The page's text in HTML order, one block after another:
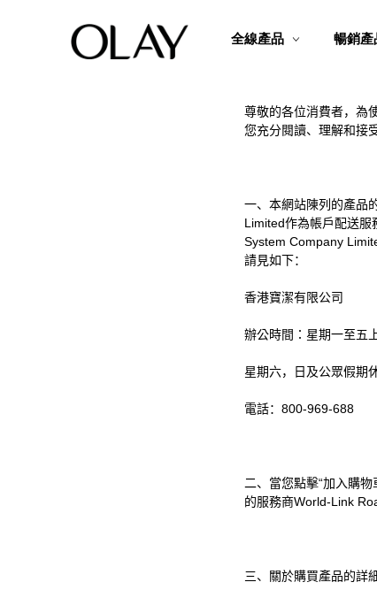
全線產品 暢銷產
尊敬的各位消費者，為
您充分閱讀、理解和接
一、本網站陳列的產品
Limited作為帳戶配送服
System Company
請見如下：
香港寶潔有限公司
辦公時間：星期一至五
星期六，日及公眾假期
電話：800-969-688
二、當您點擊“加入購物
的服務商World-Link
三、關於購買產品的詳